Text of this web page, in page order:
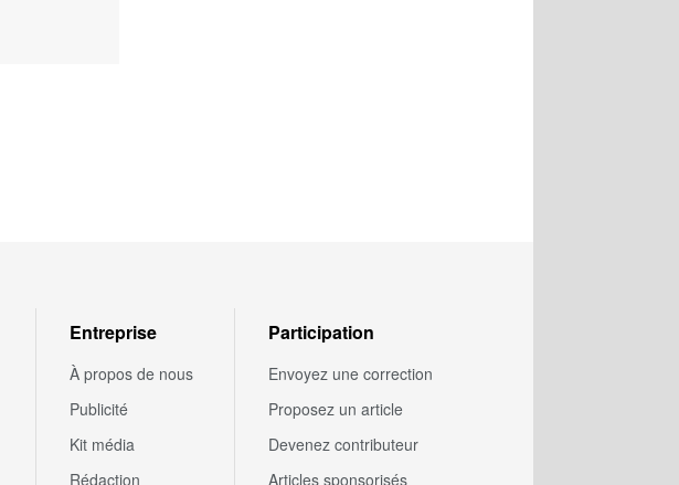
Entreprise
À propos de nous
Publicité
Kit média
Rédaction
Participation
Envoyez une correction
Proposez un article
Devenez contributeur
Articles sponsorisés